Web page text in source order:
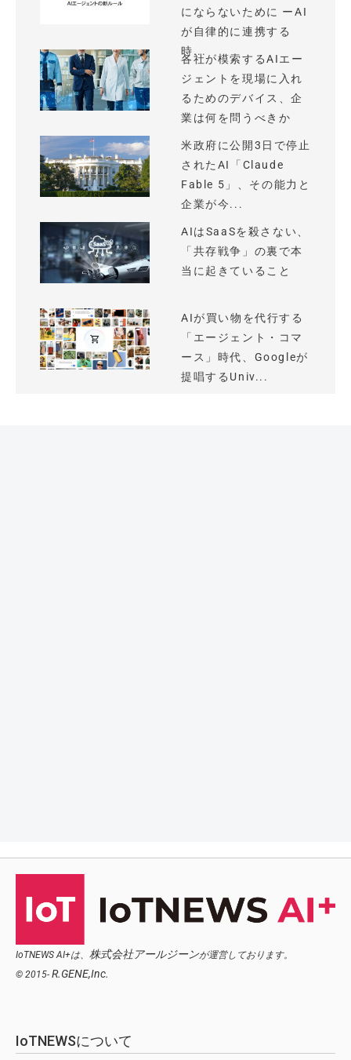
にならないために ーAI
が自律的に連携する
時...
各社が模索するAIエー
ジェントを現場に入れ
るためのデバイス、企
業は何を問うべきか
米政府に公開3日で停止
されたAI「Claude
Fable 5」、その能力と
企業が今...
AIはSaaSを殺さない、
「共存戦争」の裏で本
当に起きていること
AIが買い物を代行する
「エージェント・コマ
ース」時代、Googleが
提唱するUniv...
IoTNEWS AI+は、 株式会社アールジーンが運営しております。
© 2015- R.GENE,Inc.
IoTNEWSについて